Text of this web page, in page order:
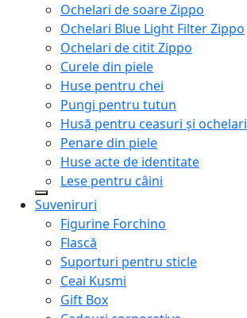
Ochelari de soare Zippo
Ochelari Blue Light Filter Zippo
Ochelari de citit Zippo
Curele din piele
Huse pentru chei
Pungi pentru tutun
Husă pentru ceasuri și ochelari
Penare din piele
Huse acte de identitate
Lese pentru câini
Suveniruri
Figurine Forchino
Flască
Suporturi pentru sticle
Ceai Kusmi
Gift Box